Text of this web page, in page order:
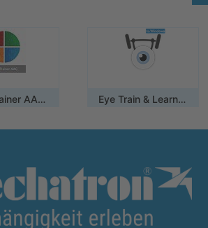
ChoiceTrainer AAC / Einzelplatzlizenz Eye Train & Learn I Windows-App